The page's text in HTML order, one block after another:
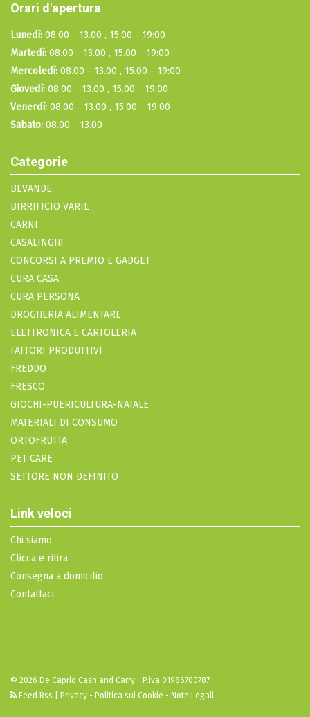
Orari d'apertura
Lunedì: 08.00 - 13.00 , 15.00 - 19:00
Martedì: 08.00 - 13.00 , 15.00 - 19:00
Mercoledì: 08.00 - 13.00 , 15.00 - 19:00
Giovedì: 08.00 - 13.00 , 15.00 - 19:00
Venerdì: 08.00 - 13.00 , 15.00 - 19:00
Sabato: 08.00 - 13.00
Categorie
BEVANDE
BIRRIFICIO VARIE
CARNI
CASALINGHI
CONCORSI A PREMIO E GADGET
CURA CASA
CURA PERSONA
DROGHERIA ALIMENTARE
ELETTRONICA E CARTOLERIA
FATTORI PRODUTTIVI
FREDDO
FRESCO
GIOCHI-PUERICULTURA-NATALE
MATERIALI DI CONSUMO
ORTOFRUTTA
PET CARE
SETTORE NON DEFINITO
Link veloci
Chi siamo
Clicca e ritira
Consegna a domicilio
Contattaci
© 2026 De Caprio Cash and Carry - P.iva 01986700787
Feed Rss
Privacy - Politica sui Cookie - Note Legali